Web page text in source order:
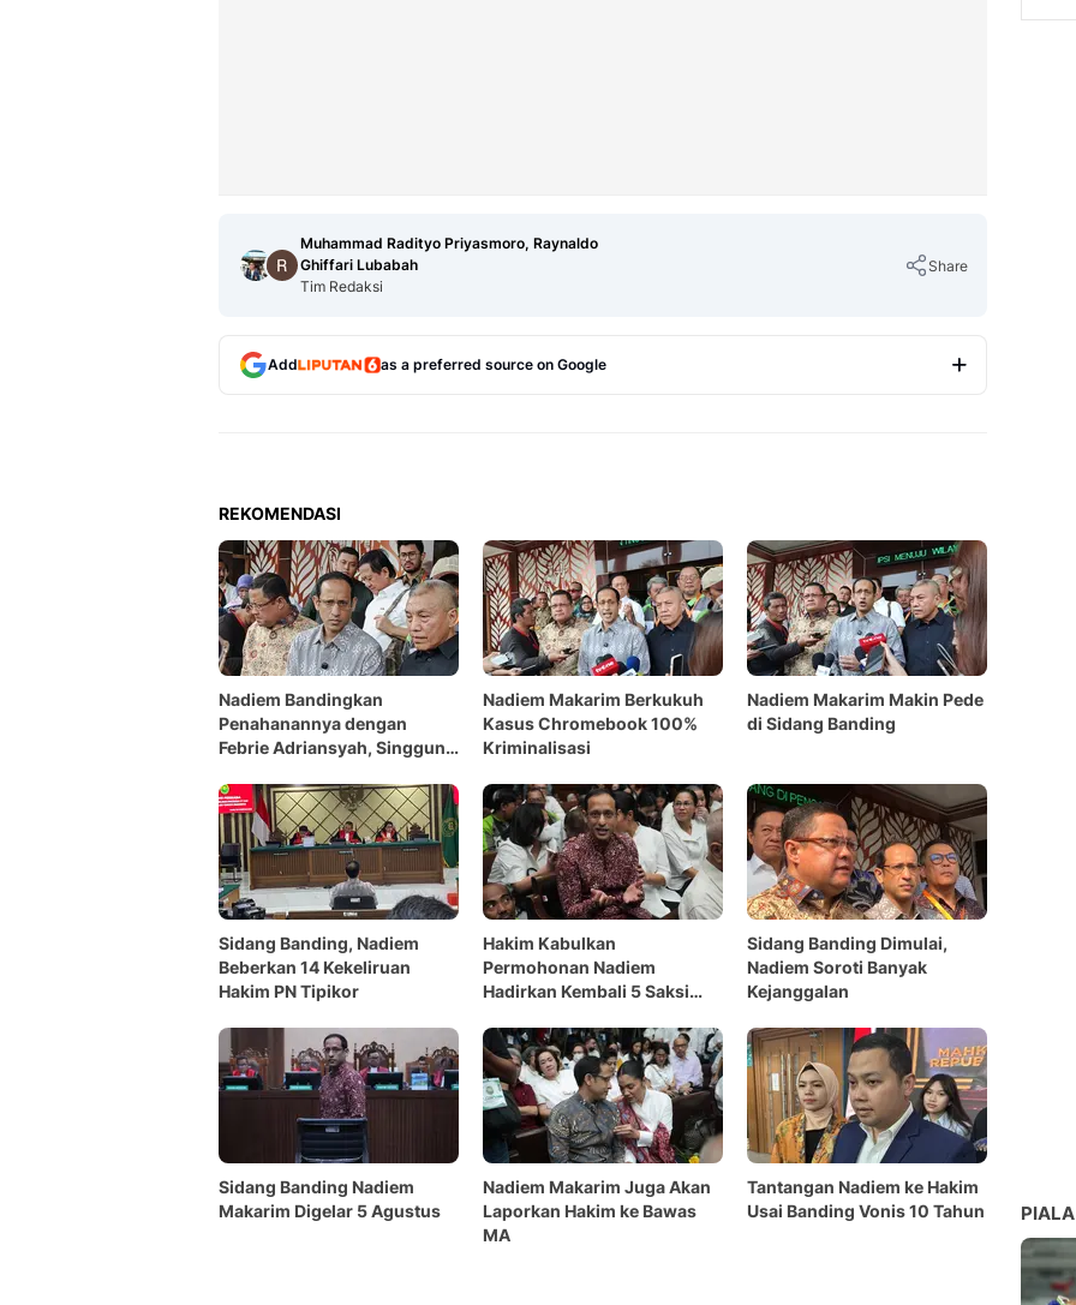
Muhammad Radityo Priyasmoro, Raynaldo
Ghiffari Lubabah
Tim Redaksi
Share
Add as a preferred source on Google
REKOMENDASI
Nadiem Bandingkan
Penahanannya dengan
Febrie Adriansyah, Singgung
Nadiem Makarim Berkukuh
Kasus Chromebook 100%
Kriminalisasi
Nadiem Makarim Makin Pede
di Sidang Banding
Sidang Banding, Nadiem
Beberkan 14 Kekeliruan
Hakim PN Tipikor
Hakim Kabulkan
Permohonan Nadiem
Hadirkan Kembali 5 Saksi
Sidang Banding Dimulai,
Nadiem Soroti Banyak
Kejanggalan
Sidang Banding Nadiem
Makarim Digelar 5 Agustus
Nadiem Makarim Juga Akan
Laporkan Hakim ke Bawas
MA
Tantangan Nadiem ke Hakim
Usai Banding Vonis 10 Tahun